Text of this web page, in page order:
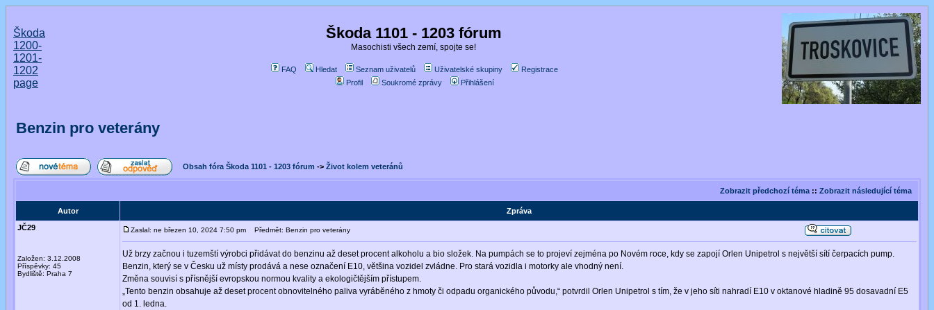
Škoda
1200-
1201-
1202
page
Škoda 1101 - 1203 fórum
Masochisti všech zemí, spojte se!
FAQ Hledat Seznam uživatelů Uživatelské skupiny
Registrace
Profil
Soukromé zprávy Přihlášení
Benzin pro veterány
Obsah fóra Škoda 1101 - 1203 fórum -> Život kolem veteránů
Zobrazit předchozí téma :: Zobrazit následující téma
Autor
Zpráva
JČ29
Založen: 3.12.2008
Příspěvky: 45
Bydliště: Praha 7
Zaslal: ne březen 10, 2024 7:50 pm Předmět: Benzin pro veterány
Už brzy začnou i tuzemští výrobci přidávat do benzinu až deset procent alkoholu a bio složek. Na pumpách se to projeví zejména po Novém roce, kdy se zapojí Orlen Unipetrol s největší sítí čerpacích pump.
Benzin, který se v Česku už místy prodává a nese označení E10, většina vozidel zvládne. Pro stará vozidla i motorky ale vhodný není.
Změna souvisí s přísnější evropskou normou kvality a ekologičtějším přístupem.
„Tento benzin obsahuje až deset procent obnovitelného paliva vyráběného z hmoty či odpadu organického původu,“ potvrdil Orlen Unipetrol s tím, že v jeho síti nahradí E10 v oktanové hladině 95 dosavadní E5
od 1. ledna.